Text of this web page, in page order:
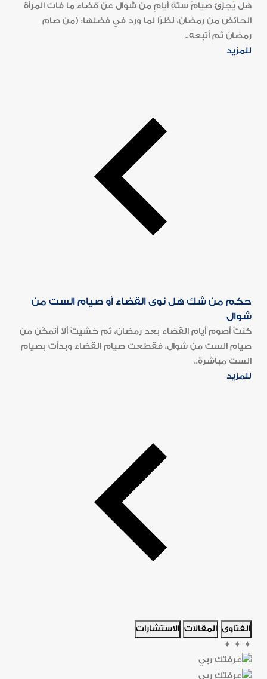
هل يُجزئ صيامُ ستة أيامٍ من شوال عن قضاء ما فات المرأة
الحائض من رمضان، نظرًا لما ورد في فضلها: (من صام
رمضان ثم أتبعه..
للمزيد
حكم من شك هل نوى القضاء أو صيام الست من
شوال
كنتُ أصوم أيام القضاء بعد رمضان، ثم خشيتُ ألا أتمكّن من
صيام الست من شوال، فقطعت صيام القضاء وبدأت بصيام
الست مباشرة..
للمزيد
الفتاوى المقالات الاستشارات
✦
✦
✦